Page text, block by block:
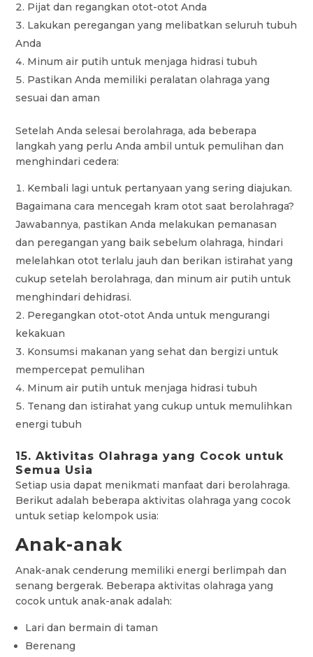
Pijat dan regangkan otot-otot Anda
Lakukan peregangan yang melibatkan seluruh tubuh
Anda
Minum air putih untuk menjaga hidrasi tubuh
Pastikan Anda memiliki peralatan olahraga yang
sesuai dan aman
Setelah Anda selesai berolahraga, ada beberapa
langkah yang perlu Anda ambil untuk pemulihan dan
menghindari cedera:
Kembali lagi untuk pertanyaan yang sering diajukan.
Bagaimana cara mencegah kram otot saat berolahraga?
Jawabannya, pastikan Anda melakukan pemanasan
dan peregangan yang baik sebelum olahraga, hindari
melelahkan otot terlalu jauh dan berikan istirahat yang
cukup setelah berolahraga, dan minum air putih untuk
menghindari dehidrasi.
Peregangkan otot-otot Anda untuk mengurangi
kekakuan
Konsumsi makanan yang sehat dan bergizi untuk
mempercepat pemulihan
Minum air putih untuk menjaga hidrasi tubuh
Tenang dan istirahat yang cukup untuk memulihkan
energi tubuh
15. Aktivitas Olahraga yang Cocok untuk
Semua Usia
Setiap usia dapat menikmati manfaat dari berolahraga.
Berikut adalah beberapa aktivitas olahraga yang cocok
untuk setiap kelompok usia:
Anak-anak
Anak-anak cenderung memiliki energi berlimpah dan
senang bergerak. Beberapa aktivitas olahraga yang
cocok untuk anak-anak adalah:
Lari dan bermain di taman
Berenang